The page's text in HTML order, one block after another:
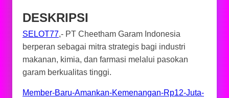
DESKRIPSI
SELOT77,- PT Cheetham Garam Indonesia
berperan sebagai mitra strategis bagi industri
makanan, kimia, dan farmasi melalui pasokan
garam berkualitas tinggi.
Member-Baru-Amankan-Kemenangan-Rp12-Juta-